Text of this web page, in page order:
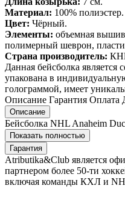
Материал: 100% полиэстер.
Цвет: Чёрный.
Элементы: объемная
полимерный шеврон,
Страна производитель:
Данная бейсболка
упакована в
голограммой, имеет
Описание Гарантия Оплата
Описание
Бейсболка NHL Anaheim
Показать полностью
Гарантия
Atributika&Club является
партнером более 50-ти
включая команды КХЛ и